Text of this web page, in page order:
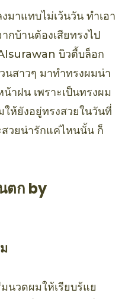
มาแทบไม่เว้นวัน ทำเอา
กบ้านต้องเสียทรงไป
บิวตี้บล็อก
นสาวๆ มาทำทรงผมน่า
าฝน เพราะเป็นทรงผม
ห้ยังอยู่ทรงสวยในวันที่
วยน่ารักแค่ไหนนั้น ก็
ตก by
นวดผมให้เรียบร้แย